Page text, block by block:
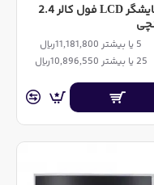
نمایشگر LCD فول کالر 2.4
5 یا بیشتر 11,181,800ریال
25 یا بیشتر 10,896,550ریال